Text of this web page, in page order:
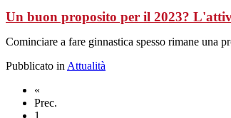
Un buon proposito per il 2023?
Cominciare a fare ginnastica spesso rimane una
Pubblicato in Attualità
«
Prec.